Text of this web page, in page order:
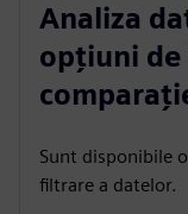
Analiza
opțiuni
Sunt disponibile
filtrare a datelor.